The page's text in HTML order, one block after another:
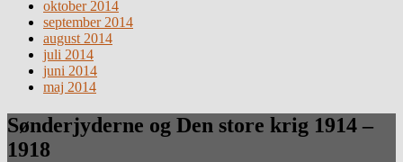
oktober 2014
september 2014
august 2014
juli 2014
juni 2014
maj 2014
Sønderjyderne og Den store krig 1914 –
1918